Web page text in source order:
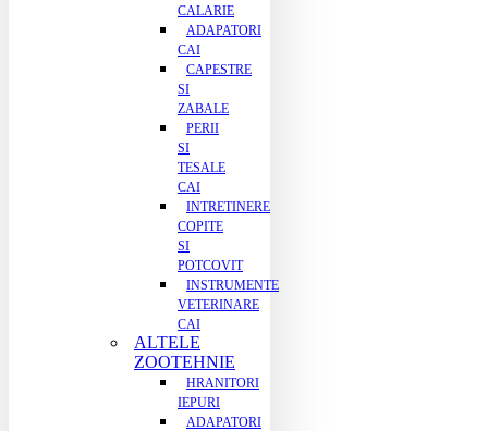
CALARIE
ADAPATORI
CAI
CAPESTRE
SI
ZABALE
PERII
SI
TESALE
CAI
INTRETINERE
COPITE
SI
POTCOVIT
INSTRUMENTE
VETERINARE
CAI
ALTELE
ZOOTEHNIE
HRANITORI
IEPURI
ADAPATORI